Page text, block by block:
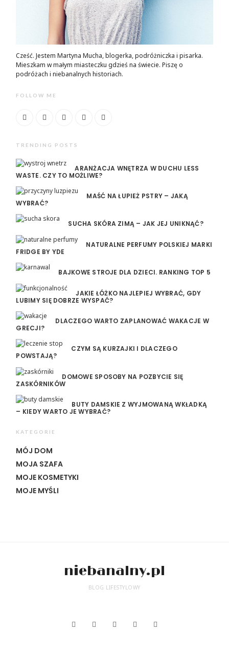
Cześć. Jestem Martyna Mucha, blogerka, podróżniczka i pisarka.
Mieszkam w małym miasteczku gdzieś na świecie. Piszę o
podróżach i niebanalnych historiach.
FOLLOW ME
TRENDING POSTS
ARANŻACJA WNĘTRZA W DUCHU LESS
WASTE. CZY TO MOŻLIWE?
MAŚĆ NA ŁUPIEŻ PSTRY – JAKĄ
WYBRAĆ?
SUCHA SKÓRA ZIMĄ – JAK JEJ UNIKNĄĆ?
NATURALNE PERFUMY POLSKIEJ MARKI
FRIDGE BY YDE
BAJKOWE STROJE DLA DZIECI. RANKING TOP 5
JAKIE ŁÓŻKO NAJLEPIEJ WYBRAĆ, GDY
LUBIMY SIĘ DOBRZE WYSPAĆ?
DLACZEGO WARTO ZAPLANOWAĆ WAKACJE W
GRECJI?
CZYM SĄ KURZAJKI I DLACZEGO
POWSTAJĄ?
DOMOWE SPOSOBY NA POZBYCIE SIĘ
ZASKÓRNIKÓW
BUTY DAMSKIE Z WYJMOWANĄ WKŁADKĄ
– KIEDY WARTO JE WYBRAĆ?
KATEGORIE
MÓJ DOM
MOJA SZAFA
MOJE KOSMETYKI
MOJE MYŚLI
niebanalny.pl
BLOG LIFESTYLOWY